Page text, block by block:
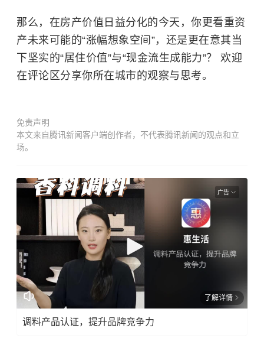
那么，在房产价值日益分化的今天，你更看重资
产未来可能的“涨幅想象空间”，还是更在意其当
下坚实的“居住价值”与“现金流生成能力”？ 欢迎
在评论区分享你所在城市的观察与思考。
免责声明
本文来自腾讯新闻客户端创作者，不代表腾讯新闻的观点和立
场。
广告
了解详情
调料产品认证，提升品牌竞争力